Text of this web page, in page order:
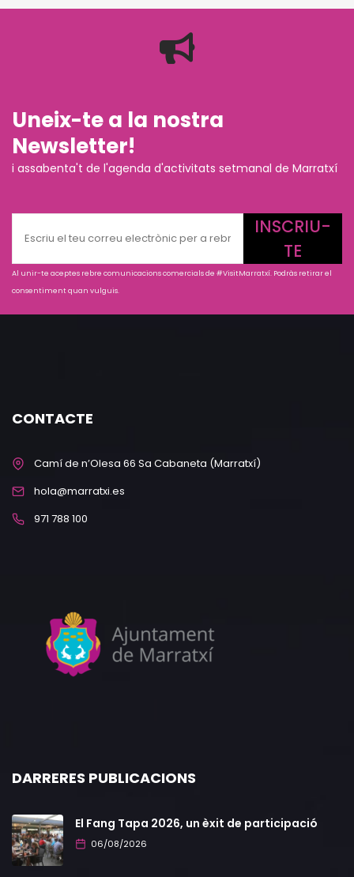
Uneix-te a la nostra
Newsletter!
i assabenta't de l'agenda d'activitats setmanal de Marratxí
INSCRIU-
TE
Al unir-te aceptes rebre comunicacions comercials de #VisitMarratxí. Podràs retirar el
consentiment quan vulguis.
CONTACTE
Camí de n’Olesa 66 Sa Cabaneta (Marratxí)
hola@marratxi.es
971 788 100
DARRERES PUBLICACIONS
El Fang Tapa 2026, un èxit de participació
06/08/2026